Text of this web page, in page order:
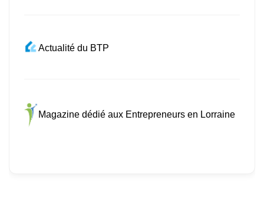
Actualité du BTP
Magazine dédié aux Entrepreneurs en Lorraine